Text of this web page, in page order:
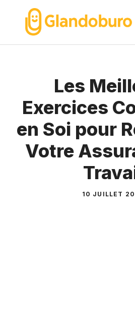
contenu
Les
Exercices
en Soi pour
Votre
10 JUILLET